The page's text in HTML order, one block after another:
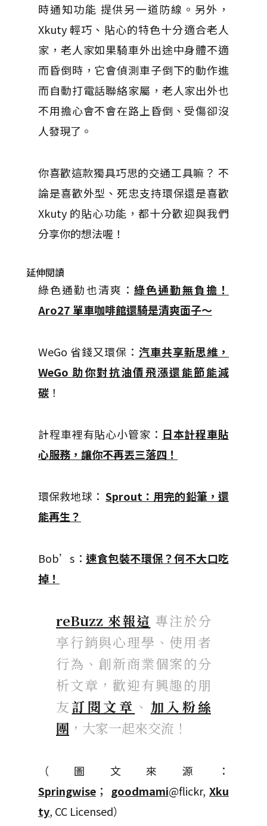
時通知功能 提供另一道防線。另外，
Xkuty 輕巧、貼心的特色十分適合老人
家，老人家如果騎車外出途中身體不適
而昏倒時，它會偵測車子倒下的動作進
而自動打電話聯絡家屬，老人家出外也
不用擔心會不會在路上昏倒、受傷卻沒
人發現了。
你喜歡這款獨具巧思的交通工具嘛？ 不
論是喜歡外型、死忠支持環保還是喜歡
Xkuty 的貼心功能，都十分歡迎與我們
分享你的想法喔！
延伸閱讀
綠色通勤也清爽：綠色通勤無負擔！
Aro27 單車咖啡館還騎是清爽面子～
WeGo 省錢又環保： 汽車共享新思維，
WeGo 助你對抗油價飛漲還能節能減
碳 ！
計程車裡有貼心小管家： 日本計程車貼
心服務，讓你不再丟三落四！
環保救地球： Sprout：用完的鉛筆，還
能再生？
Bob’s： 速食包裝不環保？何不大口吃
掉！
reBuzz 來報這 專注於分
享行銷與心理學、使用者
行為、創新商業個案的分
析文章，歡迎有興趣的朋
友訂閱文章 、 加入粉絲
團 ，大家一起來交流！
（圖文來源：
Springwise ； goodmami@flickr, Xku
ty, CC Licensed）